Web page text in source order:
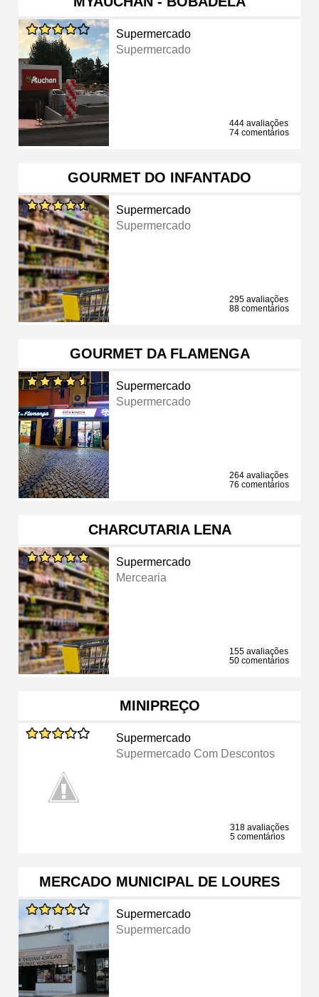
Supermercado
Supermercado
444 avaliações
74 comentários
GOURMET DO INFANTADO
Supermercado
Supermercado
295 avaliações
88 comentários
GOURMET DA FLAMENGA
Supermercado
Supermercado
264 avaliações
76 comentários
CHARCUTARIA LENA
Supermercado
Mercearia
155 avaliações
50 comentários
MINIPREÇO
Supermercado
Supermercado Com Descontos
318 avaliações
5 comentários
MERCADO MUNICIPAL DE LOURES
Supermercado
Supermercado